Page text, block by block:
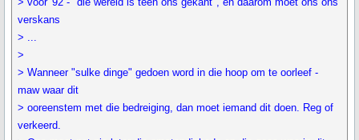
verskans
> ...
>
> Wanneer "sulke dinge" gedoen word in die hoop om te oorleef -
maw waar dit
> ooreenstem met die bedreiging, dan moet iemand dit doen. Reg of
verkeerd.